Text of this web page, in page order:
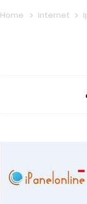
Home internet